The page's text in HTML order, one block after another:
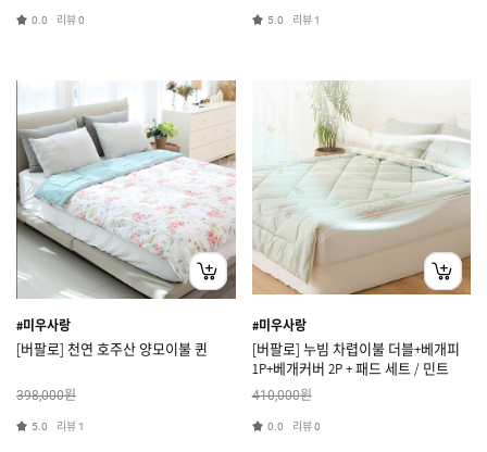
0.0 리뷰0 5.0 리뷰 1
#미우사랑
[버팔로] 천연 호주산 양모이불 퀸
398,000원
5.0 리뷰 1
#미우사랑
[버팔로] 누빔 차렵이불 더블+베개피
1P+베개커버 2P + 패드 세트 / 민트
410,000원
0.0 리뷰0